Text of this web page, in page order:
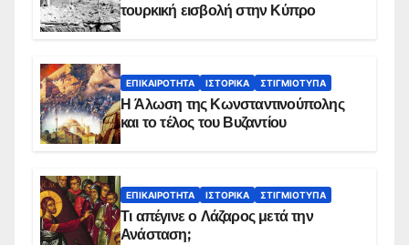
τουρκική εισβολή στην Κύπρο
ΕΠΙΚΑΙΡΌΤΗΤΑ ΙΣΤΟΡΙΚΆ ΣΤΙΓΜΙΌΤΥΠΑ
Η Άλωση της Κωνσταντινούπολης
και το τέλος του Βυζαντίου
ΕΠΙΚΑΙΡΌΤΗΤΑ ΙΣΤΟΡΙΚΆ ΣΤΙΓΜΙΌΤΥΠΑ
Τι απέγινε ο Λάζαρος μετά την
Ανάσταση;